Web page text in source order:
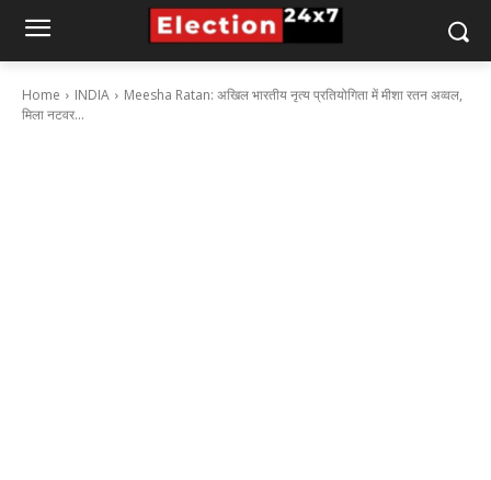
Home INDIA
Meesha Ratan: अखिल भारतीय नृत्य प्रतियोगिता में मीशा रतन अव्वल,
मिला नटवर...